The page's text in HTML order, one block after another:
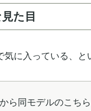
た目
に入っている、と
ら同モデルのこち